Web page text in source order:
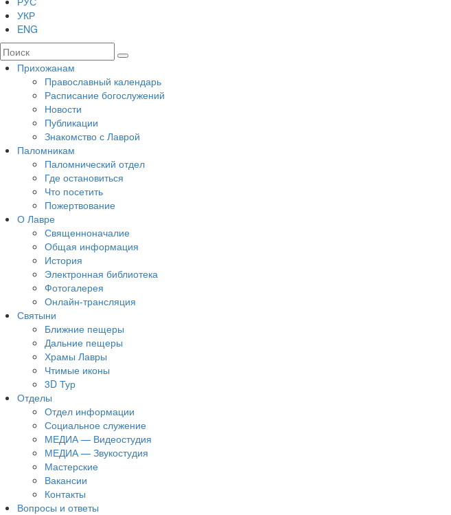
УКР
ENG
Прихожанам
Православный календарь
Расписание богослужений
Новости
Публикации
Знакомство с Лаврой
Паломникам
Паломнический отдел
Где остановиться
Что посетить
Пожертвование
О Лавре
Священноначалие
Общая информация
История
Электронная библиотека
Фотогалерея
Онлайн-трансляция
Святыни
Ближние пещеры
Дальние пещеры
Храмы Лавры
Чтимые иконы
3D Тур
Отделы
Отдел информации
Социальное служение
МЕДИА — Видеостудия
МЕДИА — Звукостудия
Мастерские
Вакансии
Контакты
Вопросы и ответы